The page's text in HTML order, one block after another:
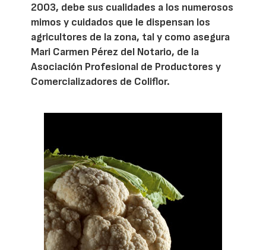
2003, debe sus cualidades a los numerosos
mimos y cuidados que le dispensan los
agricultores de la zona, tal y como asegura
Mari Carmen Pérez del Notario, de la
Asociación Profesional de Productores y
Comercializadores de Coliflor.